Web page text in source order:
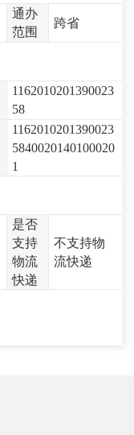
通办
范围
跨省
1162010201390023
58
1162010201390023
5840020140100020
1
是否
支持
物流
快递
不支持物
流快递